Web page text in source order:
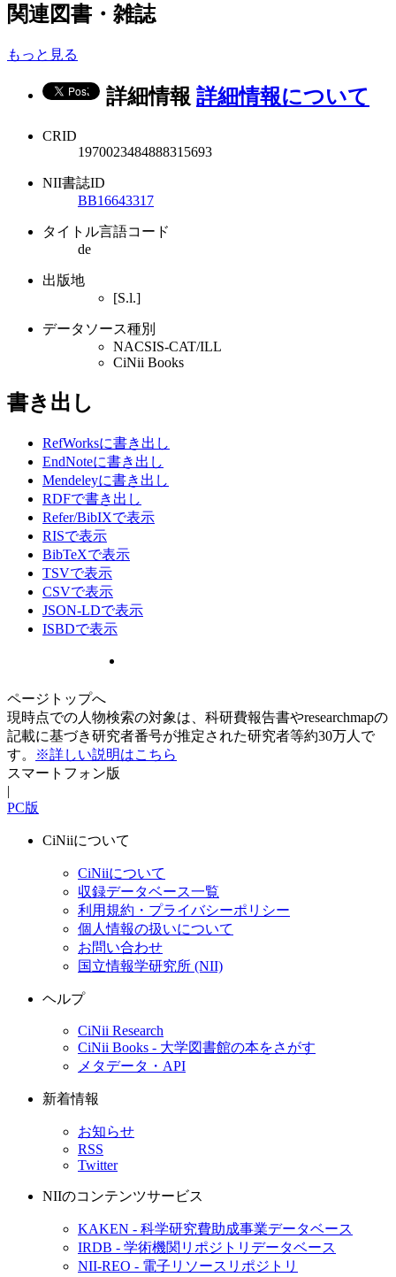
関連図書・雑誌
もっと見る
詳細情報 詳細情報について
CRID
1970023484888315693
NII書誌ID
BB16643317
タイトル言語コード
de
出版地
[S.l.]
データソース種別
NACSIS-CAT/ILL
CiNii Books
書き出し
RefWorksに書き出し
EndNoteに書き出し
Mendeleyに書き出し
RDFで書き出し
Refer/BibIXで表示
RISで表示
BibTeXで表示
TSVで表示
CSVで表示
JSON-LDで表示
ISBDで表示
ページトップへ
現時点での人物検索の対象は、科研費報告書やresearchmapの
記載に基づき研究者番号が推定された研究者等約30万人で
す。
※詳しい説明はこちら
スマートフォン版
|
PC版
CiNiiについて
CiNiiについて
収録データベース一覧
利用規約・プライバシーポリシー
個人情報の扱いについて
お問い合わせ
国立情報学研究所 (NII)
ヘルプ
CiNii Research
CiNii Books - 大学図書館の本をさがす
メタデータ・API
新着情報
お知らせ
RSS
Twitter
NIIのコンテンツサービス
KAKEN - 科学研究費助成事業データベース
IRDB - 学術機関リポジトリデータベース
NII-REO - 電子リソースリポジトリ